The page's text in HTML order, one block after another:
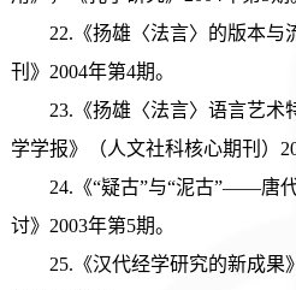
22.《扬雄〈法言〉的版本与
刊》2004年第4期。
23.《扬雄〈法言〉语言艺术
学学报》（人文社科核心期刊）
24.《“疑古”与“泥古”——唐
讨》2003年第5期。
25.《汉代经学研究的新成果